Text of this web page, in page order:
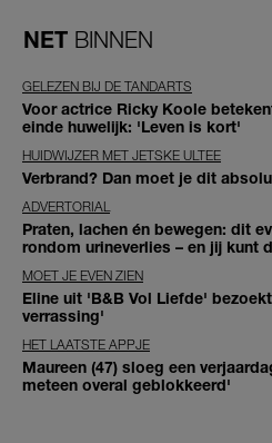
NET BINNEN
GELEZEN BIJ DE TANDARTS
Voor actrice Ricky Koole
einde huwelijk: 'Leven is kort'
HUIDWIJZER MET JETSKE ULTEE
Verbrand? Dan moet je dit
ADVERTORIAL
Praten, lachen én bewegen: dit
rondom urineverlies – en jij kunt
MOET JE EVEN ZIEN
Eline uit 'B&B Vol Liefde'
verrassing'
HET LAATSTE APPJE
Maureen (47) sloeg een
meteen overal geblokkeerd'